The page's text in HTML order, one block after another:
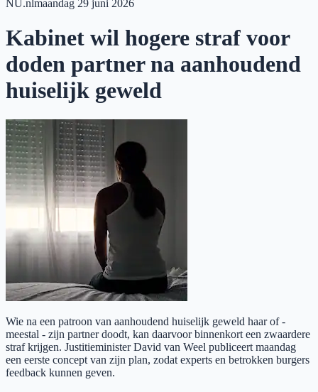
NU.nlmaandag 29 juni 2026
Kabinet wil hogere straf voor
doden partner na aanhoudend
huiselijk geweld
Wie na een patroon van aanhoudend huiselijk geweld haar of -
meestal - zijn partner doodt, kan daarvoor binnenkort een zwaardere
straf krijgen. Justitieminister David van Weel publiceert maandag
een eerste concept van zijn plan, zodat experts en betrokken burgers
feedback kunnen geven.